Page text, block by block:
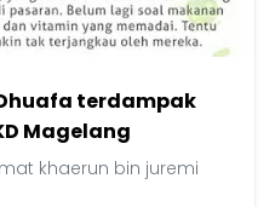
terdampak
Magelang
khaerun bin juremi